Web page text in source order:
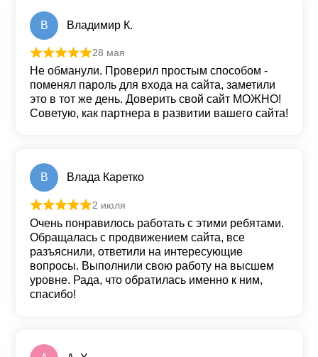
В Владимир К.
Оценка
28 мая
Не обманули. Проверил простым способом -
поменял пароль для входа на сайта, заметили
это в тот же день. Доверить свой сайт МОЖНО!
Советую, как партнера в развитии вашего сайта!
В Влада Каретко
Оценка 5из 5
2 июля
Очень понравилось работать с этими ребятами.
Обращалась с продвижением сайта, все
разъяснили, ответили на интересующие
вопросы. Выполнили свою работу на высшем
уровне. Рада, что обратилась именно к ним,
спасибо!